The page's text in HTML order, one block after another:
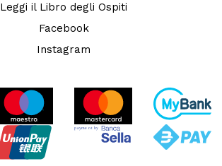
Leggi il Libro degli Ospiti
Facebook
Instagram